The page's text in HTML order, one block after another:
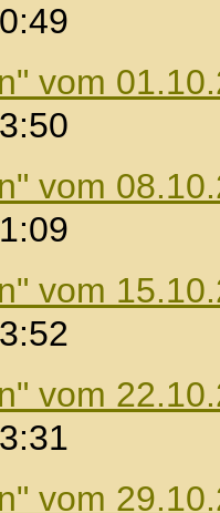
vom
vom
vom
vom
vom